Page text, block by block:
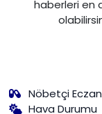
haberleri en
Nöbetçi
Hava Durumu